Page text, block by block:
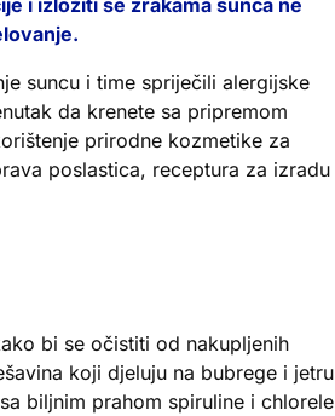
suncu i time spriječili alergijske
da krenete sa pripremom
prirodne kozmetike za
poslastica, receptura za izradu
bi se očistiti od nakupljenih
koji djeluju na bubrege i jetru
biljnim prahom spiruline i chlorele